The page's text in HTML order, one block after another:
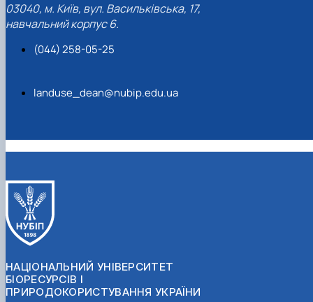
03040, м. Київ, вул. Васильківська, 17,
навчальний корпус 6.
(044) 258-05-25
landuse_dean@nubip.edu.ua
НАЦІОНАЛЬНИЙ УНІВЕРСИТЕТ
БІОРЕСУРСІВ І
ПРИРОДОКОРИСТУВАННЯ УКРАЇНИ